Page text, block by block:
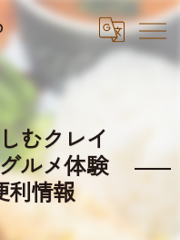
むクレイ
ルメ体験
利情報